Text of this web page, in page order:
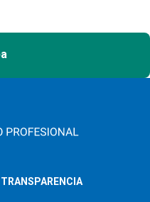
TRANSPARENCIA